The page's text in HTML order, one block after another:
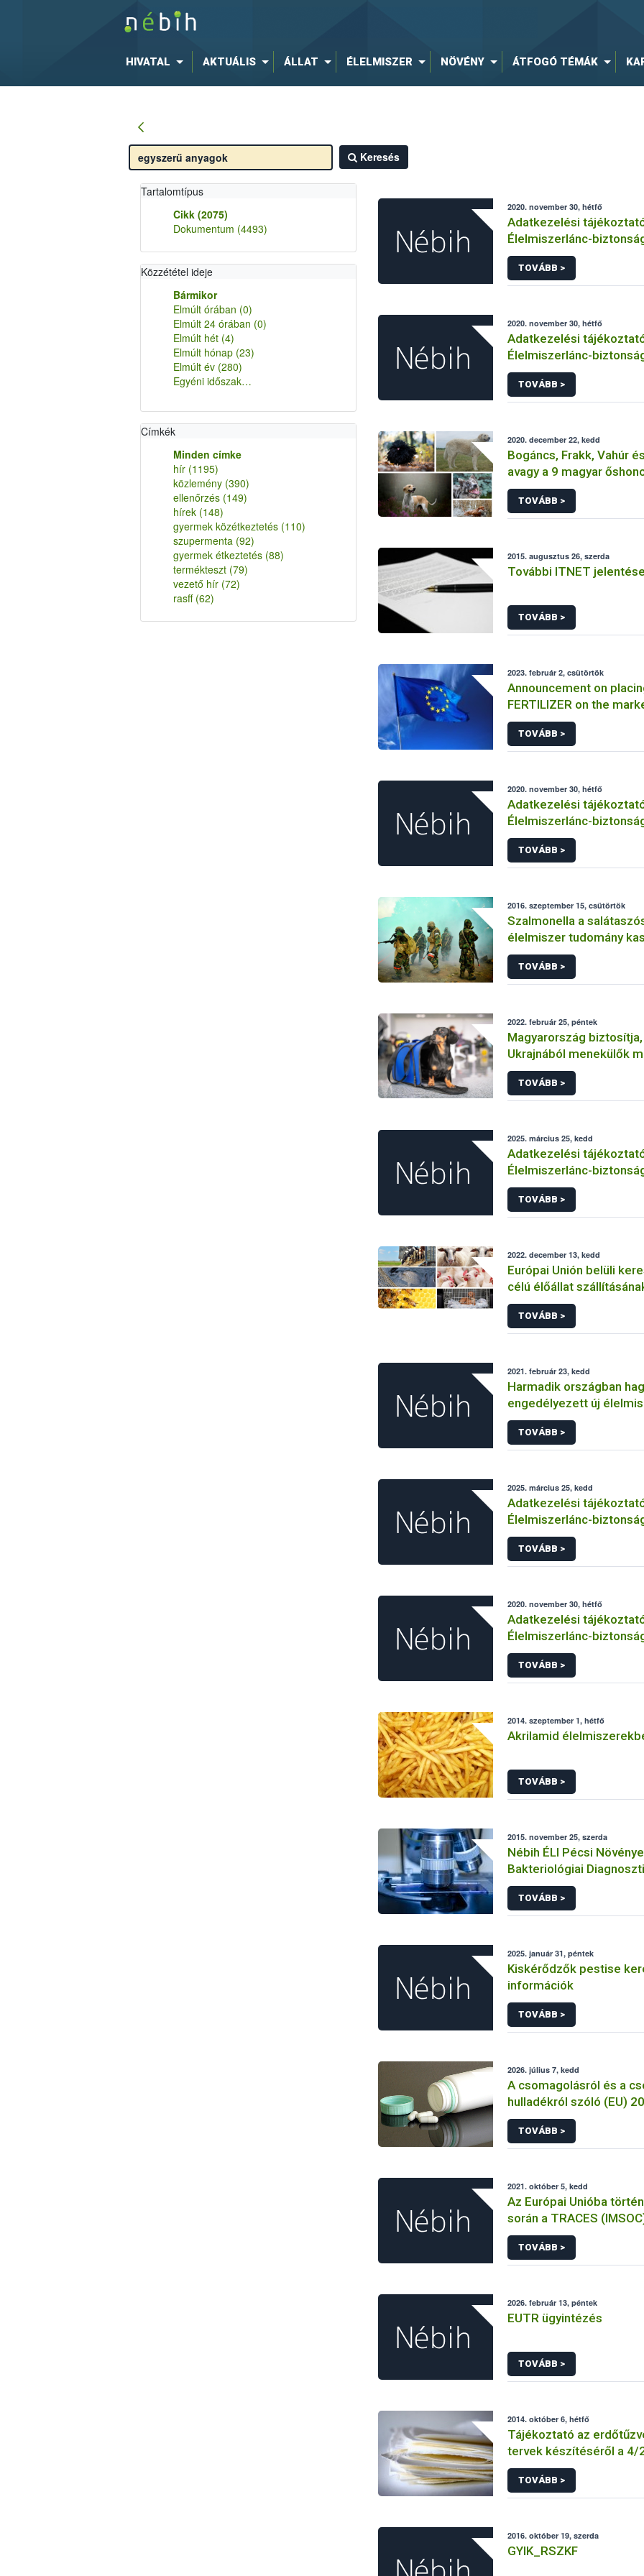
HIVATAL AKTUÁLIS ÁLLAT ÉLELMISZER NÖVÉNY ÁTFOGÓ TÉMÁK
Keresés
Tartalomtípus
Cikk (2075)
Dokumentum (4493)
Közzététel ideje
Bármikor
Elmúlt órában (0)
Elmúlt 24 órában (0)
Elmúlt hét (4)
Elmúlt hónap (23)
Elmúlt év (280)
Egyéni időszak…
Címkék
Minden címke
hír (1195)
közlemény (390)
ellenőrzés (149)
hírek (148)
gyermek közétkeztetés (110)
szupermenta (92)
gyermek étkeztetés (88)
termékteszt (79)
vezető hír (72)
rasff (62)
2020. november 30, hétfő
Adatkezelési
Élelmiszerlánc-
hírlevelére történő
kapcsolódó
vonatkozásában
TOVÁBB >
2020. november 30, hétfő
Adatkezelési
Élelmiszerlánc-
Hivatal
érintetti jogok
összefüggő
TOVÁBB >
2020. december 22, kedd
Bogáncs, Frakk, Vahúr
avagy a 9 magyar
TOVÁBB >
2015. augusztus 26, szerda
További ITNET
TOVÁBB >
2023. február 2, csütörtök
Announcement on
FERTILIZER on the
Information on the
FERTILIZER and the
certificate
TOVÁBB >
2020. november 30, hétfő
Adatkezelési
Élelmiszerlánc-
elkülönített visszaélés-
rendszerhez kapcsolódó
adatkezeléséhez
TOVÁBB >
2016. szeptember 15, csütörtök
Szalmonella a
élelmiszer tudomány
bioterrorizmus terror
TOVÁBB >
2022. február 25, péntek
Magyarország biztosítja,
Ukrajnából menekülők
hozhassák társállataikat
TOVÁBB >
2025. március 25, kedd
Adatkezelési
Élelmiszerlánc-
felnőttképzési
kapcsolódó
TOVÁBB >
2022. december 13, kedd
Európai Unión belüli
célú élőállat
állategészségügyi
TOVÁBB >
2021. február 23, kedd
Harmadik országban
engedélyezett új
Európai Unióban
TOVÁBB >
2025. március 25, kedd
Adatkezelési
Élelmiszerlánc-
Ügyfélprofil
tevékenység
közhatalmi eljárásaihoz
TOVÁBB >
2020. november 30, hétfő
Adatkezelési
Élelmiszerlánc-
panaszok és közérdekű
kezeléséhez kapcsolódó
adatkezeléséhez
TOVÁBB >
2014. szeptember 1, hétfő
Akrilamid
TOVÁBB >
2015. november 25, szerda
Nébih ÉLI Pécsi
Bakteriológiai
Referencia Laboratórium
TOVÁBB >
2025. január 31, péntek
Kiskérődzők pestise
információk
TOVÁBB >
2026. július 7, kedd
A csomagolásról és a
hulladékról szóló (EU)
rendelet és a fogyasztók
élelmiszerekkel
tájékoztatásáról szóló
összehangolásáról szóló AÉM –
Nébih szakmai álláspont
TOVÁBB >
2021. október 5, kedd
Az Európai Unióba
során a TRACES
rendszerben kiállított
Egészségügyi
KEBO-D (angolul:
TOVÁBB >
2026. február 13, péntek
EUTR ügyintézés
TOVÁBB >
2014. október 6, hétfő
Tájékoztató az
tervek készítéséről a 4/
ÖM rendelet előírásai
TOVÁBB >
2016. október 19, szerda
GYIK_RSZKF